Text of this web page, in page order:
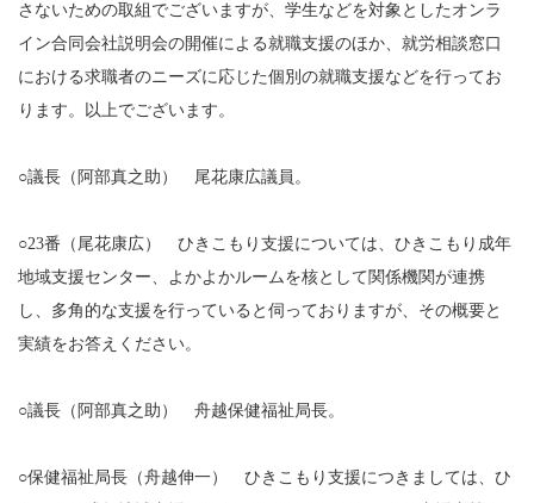
さないための取組でございますが、学生などを対象としたオンラ
イン合同会社説明会の開催による就職支援のほか、就労相談窓口
における求職者のニーズに応じた個別の就職支援などを行ってお
ります。以上でございます。
○議長（阿部真之助） 尾花康広議員。
○23番（尾花康広） ひきこもり支援については、ひきこもり成年
地域支援センター、よかよかルームを核として関係機関が連携
し、多角的な支援を行っていると伺っておりますが、その概要と
実績をお答えください。
○議長（阿部真之助） 舟越保健福祉局長。
○保健福祉局長（舟越伸一） ひきこもり支援につきましては、ひ